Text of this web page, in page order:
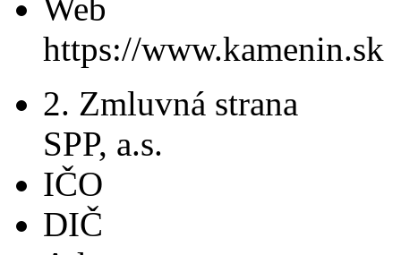
Web
https://www.kamenin.sk
2. Zmluvná strana
SPP, a.s.
IČO
DIČ